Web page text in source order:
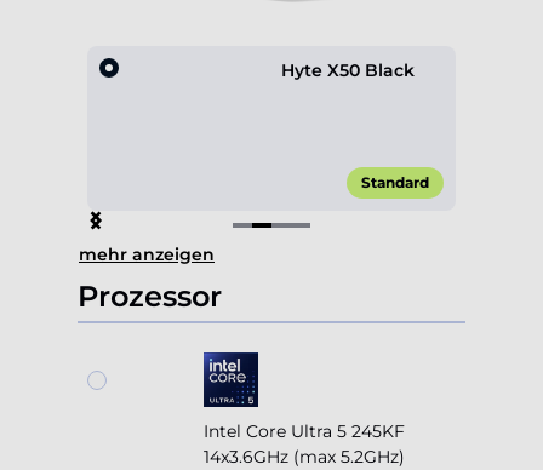
Hyte X50 Black
Standard
Item
2
of
4
mehr anzeigen
Prozessor
Intel Core Ultra 5 245KF
14x3.6GHz (max 5.2GHz)